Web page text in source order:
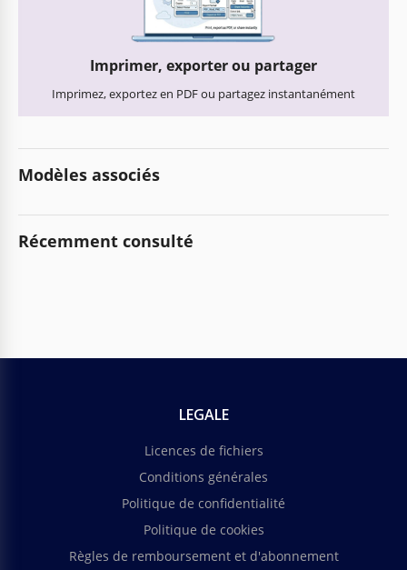
Imprimer, exporter ou partager
Imprimez, exportez en PDF ou partagez instantanément
Modèles associés
Récemment consulté
LEGALE
Licences de fichiers
Conditions générales
Politique de confidentialité
Politique de cookies
Règles de remboursement et d'abonnement